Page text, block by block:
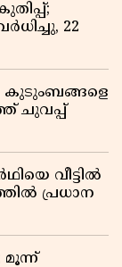
22
കുടുംബങ്ങളെ
ചുവപ്പ്
വീട്ടിൽ
പ്രധാന
മൂന്ന്